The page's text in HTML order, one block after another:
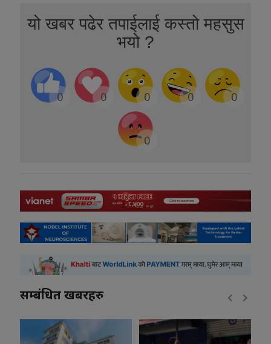
यो खबर पढेर तपाईलाई कस्तो महसुस
भयो ?
0 0 0 0 0
0
सम्बंधित खबरहरु